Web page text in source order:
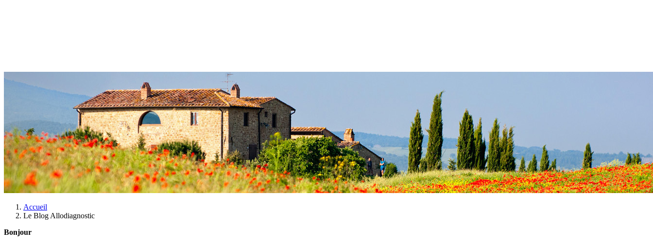
Accueil
Le Blog Allodiagnostic
Bonjour